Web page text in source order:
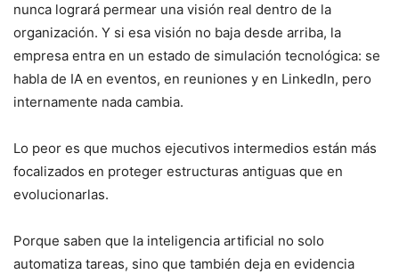
nunca logrará permear una visión real dentro de la
organización. Y si esa visión no baja desde arriba, la
empresa entra en un estado de simulación tecnológica: se
habla de IA en eventos, en reuniones y en LinkedIn, pero
internamente nada cambia.
Lo peor es que muchos ejecutivos intermedios están más
focalizados en proteger estructuras antiguas que en
evolucionarlas.
Porque saben que la inteligencia artificial no solo
automatiza tareas, sino que también deja en evidencia